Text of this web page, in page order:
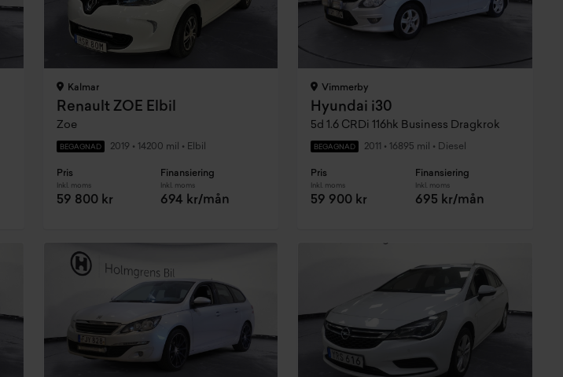
Kalmar
Renault ZOE Elbil
Zoe
BEGAGNAD 2019 • 14200 mil • Elbil
Pris
Inkl. moms
59 800 kr
Finansiering
Inkl. moms
694 kr/mån
Vimmerby
Hyundai i30
5d 1.6 CRDi 116hk Business Dragkrok
BEGAGNAD 2011 • 16895 mil • Diesel
Pris
Inkl. moms
59 900 kr
Finansiering
Inkl. moms
695 kr/mån